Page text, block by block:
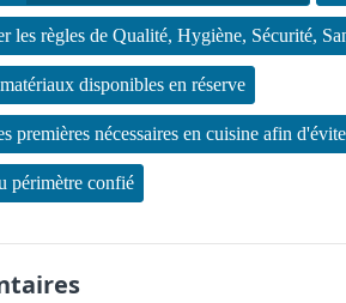
les règles de Qualité, Hygiène, Sécurité,
disponibles en réserve
premières nécessaires en cuisine afin
périmètre confié